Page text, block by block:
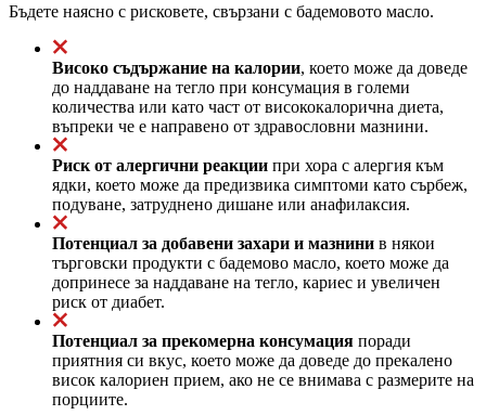
Бъдете наясно с рисковете, свързани с бадемовото масло.
Високо съдържание на калории, което може да доведе
до наддаване на тегло при консумация в големи
количества или като част от висококалорична диета,
въпреки че е направено от здравословни мазнини.
Риск от алергични реакции при хора с алергия към
ядки, което може да предизвика симптоми като сърбеж,
подуване, затруднено дишане или анафилаксия.
Потенциал за добавени захари и мазнини в някои
търговски продукти с бадемово масло, което може да
допринесе за наддаване на тегло, кариес и увеличен
риск от диабет.
Потенциал за прекомерна консумация поради
приятния си вкус, което може да доведе до прекалено
висок калориен прием, ако не се внимава с размерите на
порциите.